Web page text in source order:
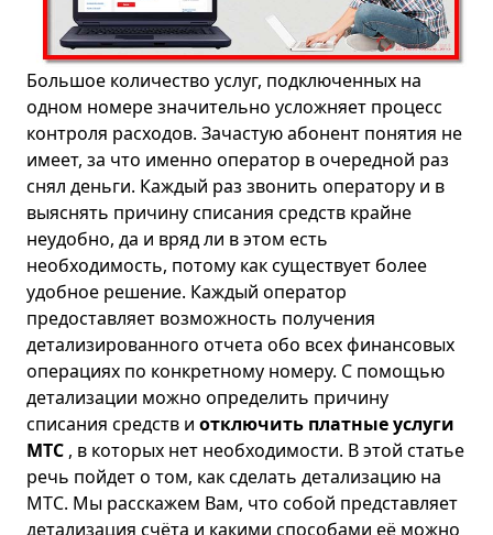
Большое количество услуг, подключенных на
одном номере значительно усложняет процесс
контроля расходов. Зачастую абонент понятия не
имеет, за что именно оператор в очередной раз
снял деньги. Каждый раз звонить оператору и в
выяснять причину списания средств крайне
неудобно, да и вряд ли в этом есть
необходимость, потому как существует более
удобное решение. Каждый оператор
предоставляет возможность получения
детализированного отчета обо всех финансовых
операциях по конкретному номеру. С помощью
детализации можно определить причину
списания средств и отключить платные услуги
МТС , в которых нет необходимости. В этой статье
речь пойдет о том, как сделать детализацию на
МТС. Мы расскажем Вам, что собой представляет
детализация счёта и какими способами её можно